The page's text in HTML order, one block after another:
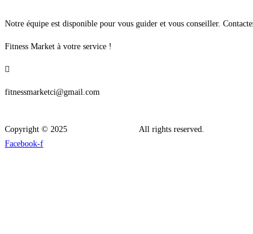
Notre équipe est disponible pour vous guider et vous conseiller.
Fitness Market à votre service !
fitnessmarketci@gmail.com
Copyright © 2025
All rights reserved.
Facebook-f